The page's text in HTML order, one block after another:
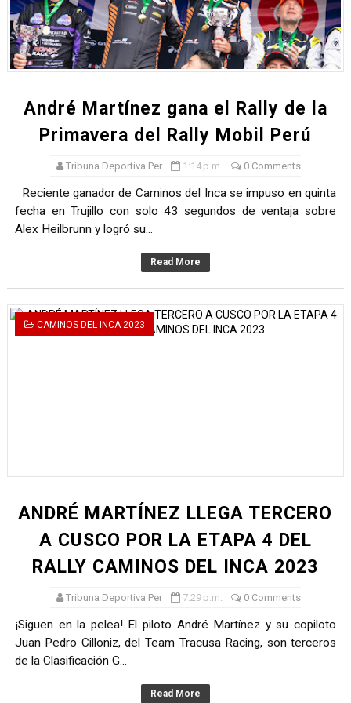
DEPORTIVO MOQUEGUA DA EL PRIMER GOLPE Y SUEÑA
CLASIFICACIÓN AL MUNDIAL U20 Y NUEVO RÉCORD
Unidos por el futuro del automovilismo peruano
De Huaraz para el mundo: La Ultra Trail Cordillera
André Martínez gana el Rally de la
Primavera del Rally Mobil Perú
Tribuna Deportiva Per 1:14 p.m. 0 Comments
Reciente ganador de Caminos del Inca se impuso en quinta
fecha en Trujillo con solo 43 segundos de ventaja sobre
Alex Heilbrunn y logró su...
Read More
CAMINOS DEL INCA 2023
ANDRÉ MARTÍNEZ LLEGA TERCERO
A CUSCO POR LA ETAPA 4 DEL
RALLY CAMINOS DEL INCA 2023
Tribuna Deportiva Per 7:29 p.m. 0 Comments
¡Siguen en la pelea! El piloto André Martínez y su copiloto
Juan Pedro Cilloniz, del Team Tracusa Racing, son terceros
de la Clasificación G...
Read More